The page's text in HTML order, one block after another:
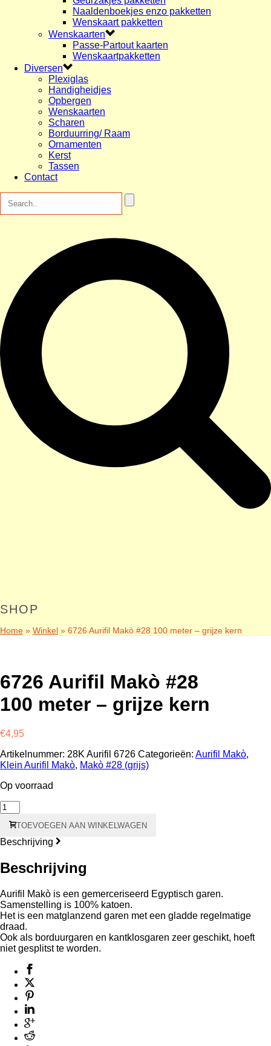
Naaldenboekjes enzo pakketten
Wenskaart pakketten
Wenskaarten
Passe-Partout kaarten
Wenskaartpakketten
Diversen
Plexiglas
Handigheidjes
Opbergen
Wenskaarten
Scharen
Borduurring/ Raam
Ornamenten
Kerst
Tassen
Contact
SHOP
Home » Winkel » 6726 Aurifil Makò #28 100 meter – grijze kern
6726 Aurifil Makò #28
100 meter – grijze kern
€4,95
Artikelnummer: 28K Aurifil 6726 Categorieën: Aurifil Makò,
Klein Aurifil Makò, Makò #28 (grijs)
Op voorraad
6726
Aurifil
Makò
#28
-
kern
aantal
TOEVOEGEN AAN WINKELWAGEN
Beschrijving
Beschrijving
Aurifil Makò is een gemerceriseerd Egyptisch garen.
Samenstelling is 100% katoen.
Het is een matglanzend garen met een gladde regelmatige
draad.
Ook als borduurgaren en kantklosgaren zeer geschikt, hoeft
niet gesplitst te worden.